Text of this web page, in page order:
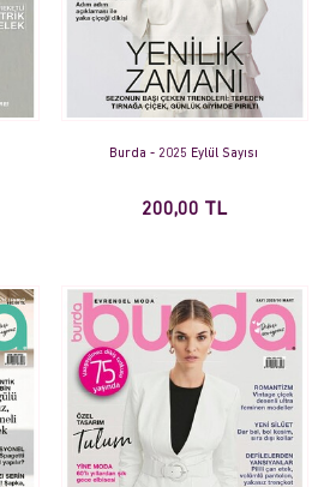
Burda - 2025 Eylül Sayısı
200,00 TL